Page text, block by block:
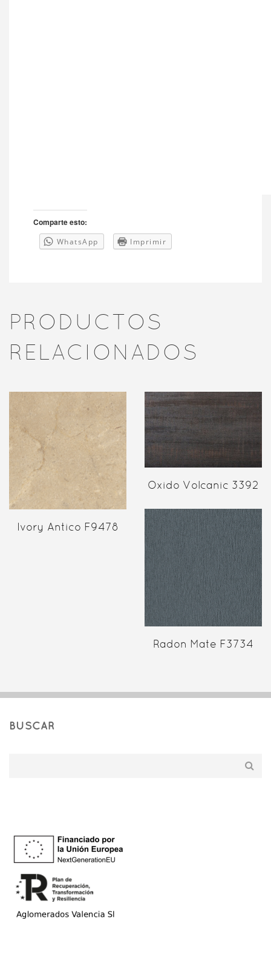
Comparte esto:
WhatsApp Imprimir
PRODUCTOS
RELACIONADOS
Ivory Antico F9478
Oxido Volcanic 3392
Radon Mate F3734
BUSCAR